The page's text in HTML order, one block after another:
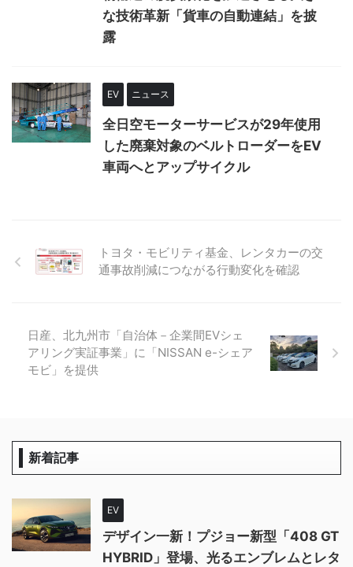
な技術革新「貨車の自動連結」を披
露
EV ニュース
全日空モーターサービスが29年使用
した廃棄対象のベルトローダーをEV
車両へとアップサイクル
トヨタ・モビリティ基金、レンタカーの交
通事故削減につながる行動変化を確認
日産、北九州市「自治体－企業間EVシェ
アリング実証事業」に「NISSAN e-シェア
モビ」を提供
新着記事
EV
デザイン一新！プジョー新型「408 GT
HYBRID」登場、光るエンブレムとレタ